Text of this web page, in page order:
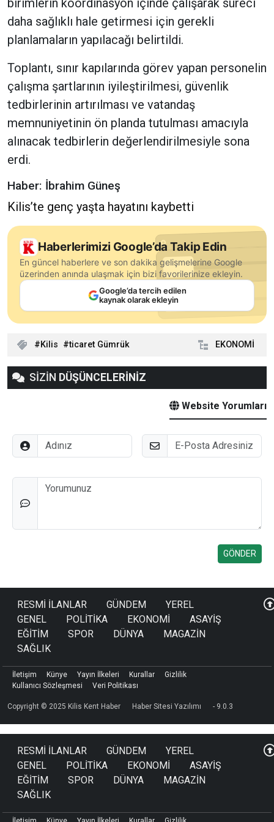
daha sağlıklı hale getirmesi için gerekli
planlamaların yapılacağı belirtildi.
Toplantı, sınır kapılarında görev yapan personelin
çalışma şartlarının iyileştirilmesi, güvenlik
tedbirlerinin artırılması ve vatandaş
memnuniyetinin ön planda tutulması amacıyla
alınacak tedbirlerin değerlendirilmesiyle sona
erdi.
Haber: İbrahim Güneş
Kilis’te genç yaşta hayatını kaybetti
Haberlerimizi Google’da Takip Edin
En güncel haberlere ve son dakika gelişmelerine Google
üzerinden anında ulaşmak için bizi favorilerinize ekleyin.
Google’da tercih edilen
kaynak olarak ekleyin
Kilis ticaret Gümrük EKONOMİ
SİZİN DÜŞÜNCELERİNİZ
Website Yorumları
Adınız E-Posta
Düşünceleriniz
RESMİ İLANLAR GÜNDEM
YEREL
GENEL
POLİTİKA EKONOMİ
ASAYİŞ
EĞİTİM
SPOR DÜNYA
MAGAZİN
SAĞLIK
Copyright © 2025 Kilis Kent Haber Haber Sitesi Yazılımı - 9.0.3
İletişim Künye Yayın İlkeleri Kurallar
Gizlilik
Kullanıcı Sözleşmesi
Veri Politikası
RESMİ İLANLAR GÜNDEM
YEREL
GENEL
POLİTİKA EKONOMİ
ASAYİŞ
EĞİTİM
SPOR DÜNYA
MAGAZİN
SAĞLIK